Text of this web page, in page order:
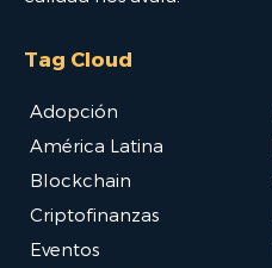
Tag Cloud
Adopción
América Latina
Blockchain
Criptofinanzas
Eventos